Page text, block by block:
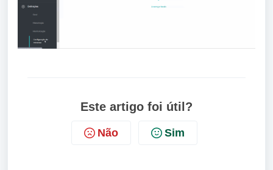
Este artigo foi útil?
Não Sim